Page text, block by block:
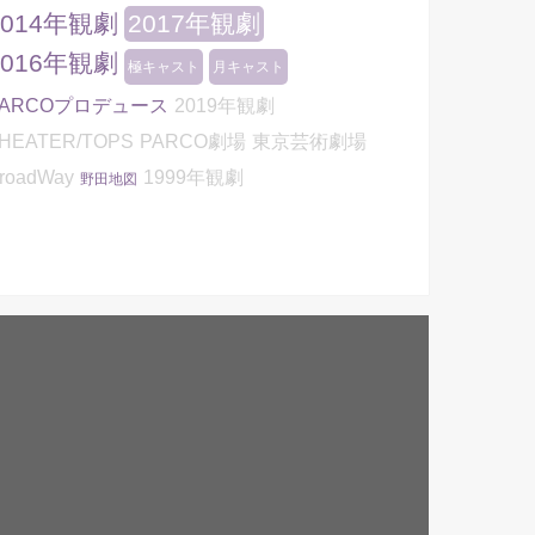
年観劇 2017年観劇
年観劇
極キャスト 月キャスト
プロデュース 2019年観劇
TOPS PARCO劇場 東京芸術劇場
野田地図 1999年観劇